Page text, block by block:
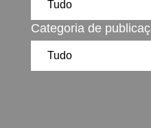
Categoria de